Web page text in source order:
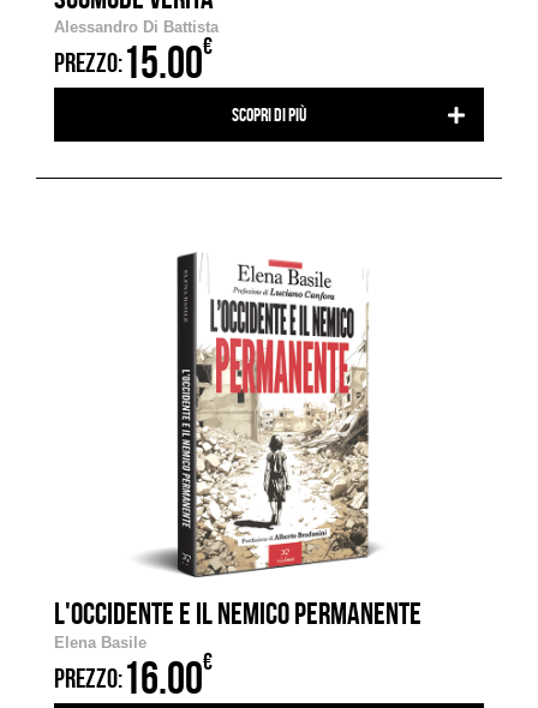
Alessandro Di Battista
PREZZO:15.00€
Scopri di più
L'OCCIDENTE E IL NEMICO PERMANENTE
Elena Basile
PREZZO:16.00€